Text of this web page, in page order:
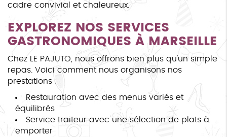
cadre convivial et chaleureux.
EXPLOREZ NOS SERVICES
GASTRONOMIQUES À MARSEILLE
Chez LE PAJUTO, nous offrons bien plus qu'un simple
repas. Voici comment nous organisons nos
prestations :
Restauration avec des menus variés et
équilibrés
Service traiteur avec une sélection de plats à
emporter